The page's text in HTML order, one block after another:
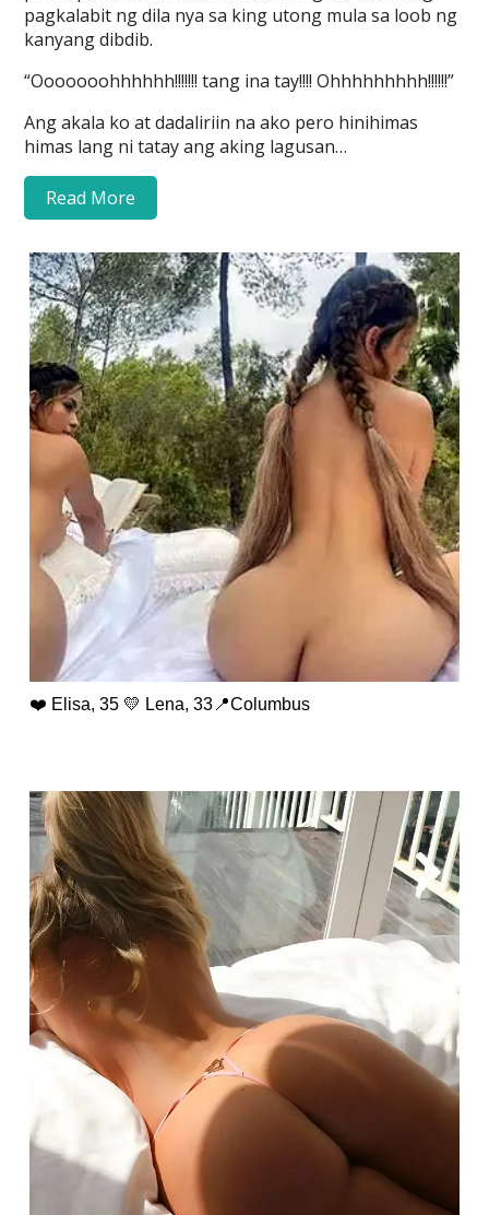
pagkalabit ng dila nya sa king utong mula sa loob ng
kanyang dibdib.
“Ooooooohhhhhh!!!!!!! tang ina tay!!!! Ohhhhhhhhh!!!!!!”
Ang akala ko at dadaliriin na ako pero hinihimas
himas lang ni tatay ang aking lagusan…
Read More
❤️ Elisa, 35 💛 Lena, 33📍Columbus